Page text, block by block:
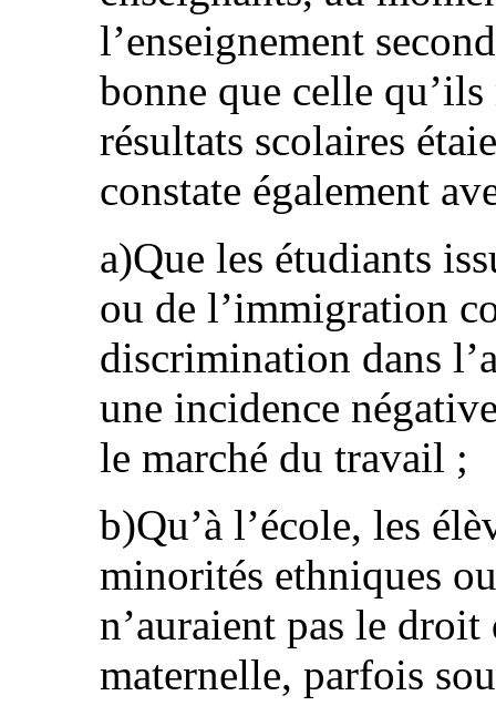
l’enseignement
bonne que celle
résultats scolaires
constate également
a)Que les étudiants
ou de l’immigration
discrimination dans
une incidence
le marché du travail ;
b)Qu’à l’école, les
minorités ethniques
n’auraient pas le
maternelle, parfois